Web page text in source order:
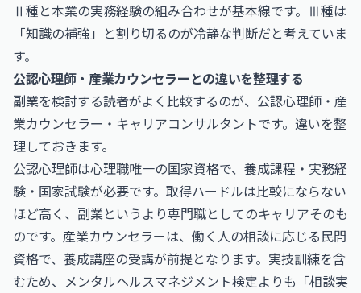
Ⅱ種と本業の実務経験の組み合わせが基本線です。Ⅲ種は
「知識の補強」と割り切るのが冷静な判断だと考えていま
す。
公認心理師・産業カウンセラーとの違いを整理する
副業を検討する読者がよく比較するのが、公認心理師・産
業カウンセラー・キャリアコンサルタントです。違いを整
理しておきます。
公認心理師は心理職唯一の国家資格で、養成課程・実務経
験・国家試験が必要です。取得ハードルは比較にならない
ほど高く、副業というより専門職としてのキャリアそのも
のです。産業カウンセラーは、働く人の相談に応じる民間
資格で、養成講座の受講が前提となります。実技訓練を含
むため、メンタルヘルスマネジメント検定よりも「相談実